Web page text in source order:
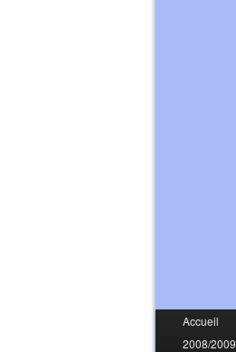
Accueil
2008/2009